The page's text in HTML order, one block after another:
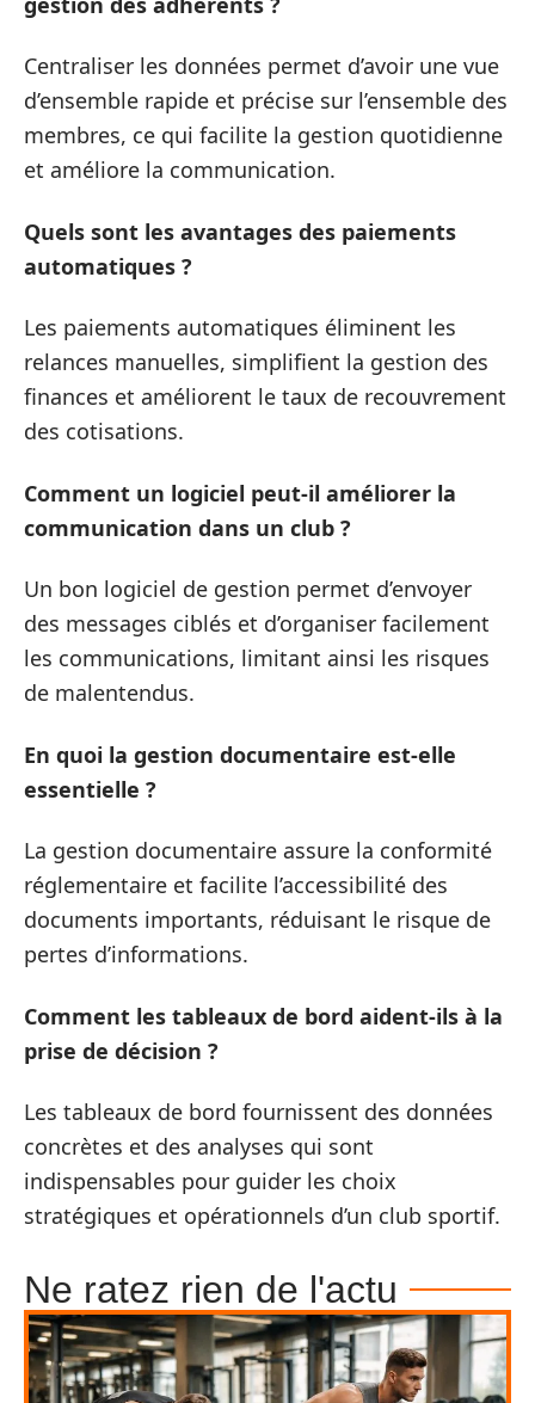
Centraliser les données permet d’avoir une vue
d’ensemble rapide et précise sur l’ensemble des
membres, ce qui facilite la gestion quotidienne
et améliore la communication.
Quels sont les avantages des paiements
automatiques ?
Les paiements automatiques éliminent les
relances manuelles, simplifient la gestion des
finances et améliorent le taux de recouvrement
des cotisations.
Comment un logiciel peut-il améliorer la
communication dans un club ?
Un bon logiciel de gestion permet d’envoyer
des messages ciblés et d’organiser facilement
les communications, limitant ainsi les risques
de malentendus.
En quoi la gestion documentaire est-elle
essentielle ?
La gestion documentaire assure la conformité
réglementaire et facilite l’accessibilité des
documents importants, réduisant le risque de
pertes d’informations.
Comment les tableaux de bord aident-ils à la
prise de décision ?
Les tableaux de bord fournissent des données
concrètes et des analyses qui sont
indispensables pour guider les choix
stratégiques et opérationnels d’un club sportif.
Ne ratez rien de l'actu